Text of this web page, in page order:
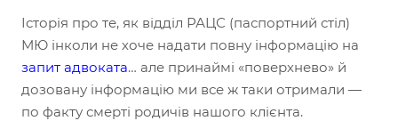
Історія про те, як відділ РАЦС (паспортний стіл)
МЮ інколи не хоче надати повну інформацію на
запит адвоката… але принаймі «поверхнево» й
дозовану інформацію ми все ж таки отримали —
по факту смерті родичів нашого клієнта.